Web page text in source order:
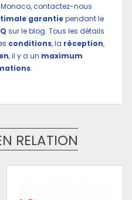
contactez-nous
garantiependant le
sur le blog. Tous les détails
conditions, la réception,
, il y a un maximum
.
RELATION